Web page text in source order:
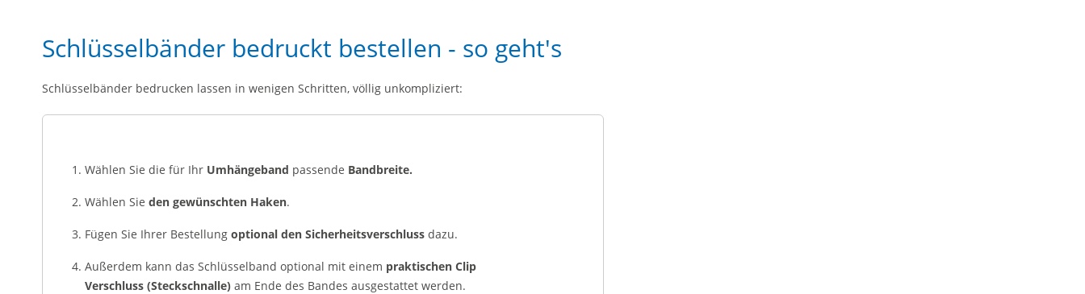
Schlüsselbänder bedruckt bestellen - so geht's
Schlüsselbänder bedrucken lassen in wenigen Schritten, völlig unkompliziert:
Wählen Sie die für Ihr Umhängeband passende Bandbreite.
Wählen Sie den gewünschten Haken.
Fügen Sie Ihrer Bestellung optional den Sicherheitsverschluss dazu.
Außerdem kann das Schlüsselband optional mit einem praktischen Clip
Verschluss (Steckschnalle) am Ende des Bandes ausgestattet werden.